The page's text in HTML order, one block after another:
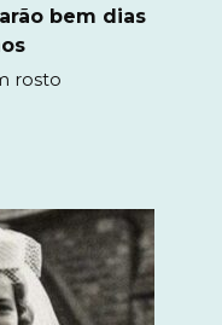
bem dias
rosto